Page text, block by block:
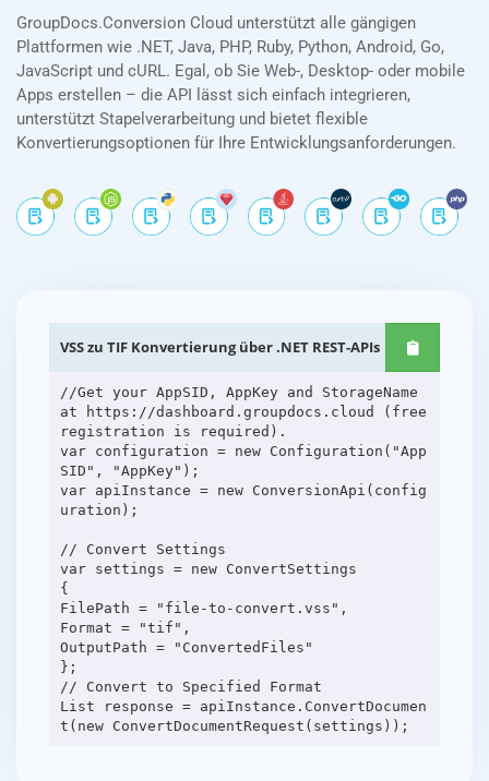
GroupDocs.Conversion Cloud unterstützt alle gängigen
Plattformen wie .NET, Java, PHP, Ruby, Python, Android, Go,
JavaScript und cURL. Egal, ob Sie Web-, Desktop- oder mobile
Apps erstellen – die API lässt sich einfach integrieren,
unterstützt Stapelverarbeitung und bietet flexible
Konvertierungsoptionen für Ihre Entwicklungsanforderungen.
VSS zu TIF Konvertierung über .NET REST-APIs
//Get your AppSID, AppKey and StorageName
at https://dashboard.groupdocs.cloud (free
registration is required).
var configuration = new Configuration("App
SID", "AppKey");
var apiInstance = new ConversionApi(config
uration);
// Convert Settings
var settings = new ConvertSettings
{
FilePath = "file-to-convert.vss",
Format = "tif",
OutputPath = "ConvertedFiles"
};
// Convert to Specified Format
List response = apiInstance.ConvertDocumen